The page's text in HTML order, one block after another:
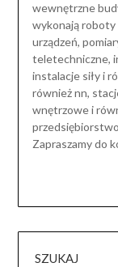
wewnętrzne
wykonają roboty
urządzeń,
teletechniczne,
instalacje siły i
również nn,
wnętrzowe i
Zapraszamy do
SZUKAJ